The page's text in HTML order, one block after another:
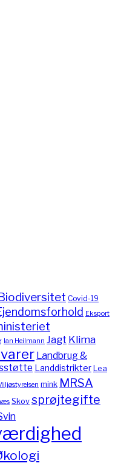
Covid-19
Eksport
Ian Heilmann Jagt Klima
Landbrug &
LanddistrikterLea
mink MRSA
Skov sprøjtegifte